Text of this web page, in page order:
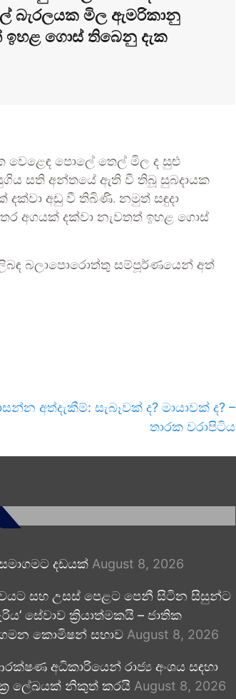
බැරලයක මිල ඇමරිකානු
ඉහළ ගොස් තිබෙනු දැක
වෙළෙඳ පොලේ තෙල් මිල ද සුළු
සති අන්තයේ ඇති වී තිබූ සුබදායක
අඩු වී තිබිණි. නමුත් සඳුදා
අගයක් දක්වා නැවතත් ඉහළ ගොස්
බලාපොරොත්තු සම්පූර්ණයෙන් අත්
අත්දැකීම්: සැබෑවක් ද? මායාවක් ද? –
තාරක වරාපිටිය
දඩයක් August 8, 2026
සහ උසස් පෙළට පෙනී සිටින සිසුන්ට
සේවාව ක්‍රියාත්මකයි – ජාතික
කොමිෂන් සභාව August 8, 2026
අධිකාරියෙන් රාජ්‍ය අංශය සඳහා
ලේඛයක් නිකුත් කරයි August 8, 2026